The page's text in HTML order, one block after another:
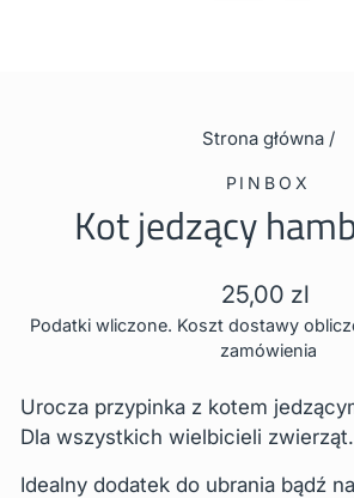
Strona główna /
PINBOX
Kot jedzący
Cena
regularna
25,00 zl
Podatki wliczone. Koszt dostawy
zamówienia
Urocza przypinka z kotem
Dla wszystkich wielbicieli zwierząt.
Idealny dodatek do ubrania bądź